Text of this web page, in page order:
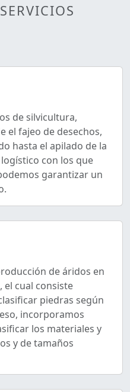
de silvicultura,
el fajeo de desechos,
hasta el apilado de la
con los que
garantizar un
de áridos en
el cual consiste
piedras según
incorporamos
los materiales y
y de tamaños